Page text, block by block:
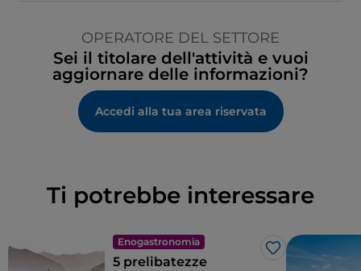
OPERATORE DEL SETTORE
Sei il titolare dell'attività e vuoi
aggiornare delle informazioni?
Accedi alla tua area riservata
Ti potrebbe interessare
Enogastronomia
Like
5 prelibatezze